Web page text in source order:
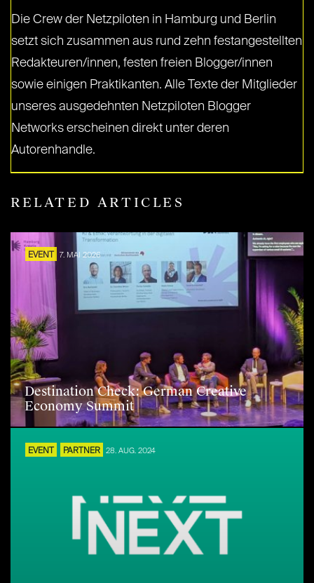
Die Crew der Netzpiloten in Hamburg und Berlin
setzt sich zusammen aus rund zehn festangestellten
Redakteuren/innen, festen freien Blogger/innen
sowie einigen Praktikanten. Alle Texte der Mitglieder
unseres ausgedehnten Netzpiloten Blogger
Networks erscheinen direkt unter deren
Autorenhandle.
RELATED ARTICLES
EVENT 7. MAI 2026
Destination Check: German Creative
Economy Summit
EVENT PARTNER 28. AUG. 2024